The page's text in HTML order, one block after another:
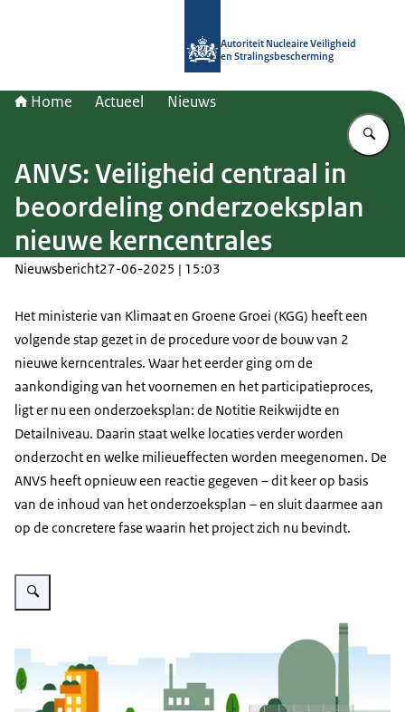
Autoriteit Nucleaire Veiligheid
en Stralingsbescherming
Home Actueel Nieuws
ANVS: Veiligheid centraal in
beoordeling onderzoeksplan
nieuwe kerncentrales
Nieuwsbericht27-06-2025 | 15:03
Het ministerie van Klimaat en Groene Groei (KGG) heeft een
volgende stap gezet in de procedure voor de bouw van 2
nieuwe kerncentrales. Waar het eerder ging om de
aankondiging van het voornemen en het participatieproces,
ligt er nu een onderzoeksplan: de Notitie Reikwijdte en
Detailniveau. Daarin staat welke locaties verder worden
onderzocht en welke milieueffecten worden meegenomen. De
ANVS heeft opnieuw een reactie gegeven – dit keer op basis
van de inhoud van het onderzoeksplan – en sluit daarmee aan
op de concretere fase waarin het project zich nu bevindt.
Vergroot afbeelding Omgeving van een kerncentrale